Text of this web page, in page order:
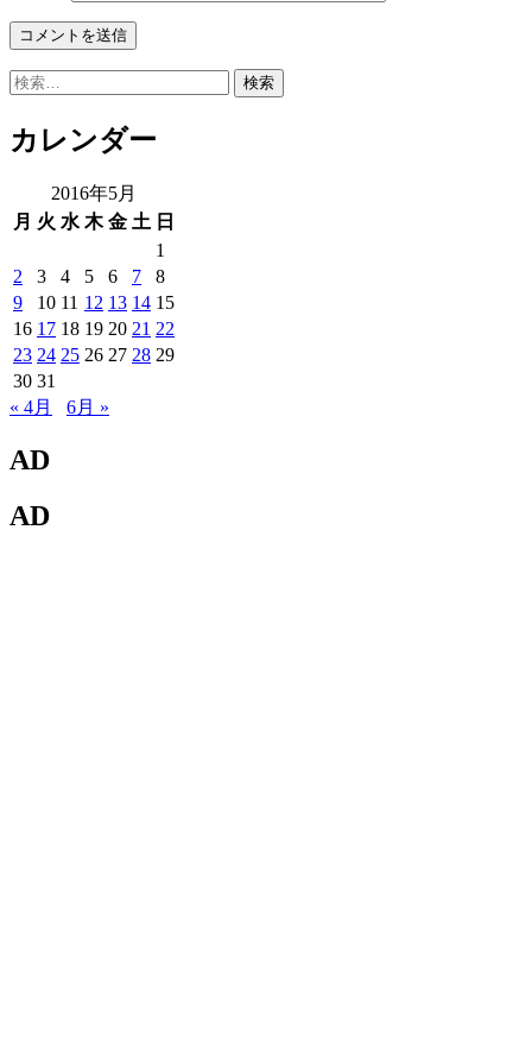
検
カレンダー
2016年5月
月 火 水 木 金 土 日
1
2
3 4 5 6 7
8
9
10 11 12 13 14 15
16 17 18 19 20 21 22
23 24 25 26 27 28 29
30 31
« 4月
6月 »
AD
AD